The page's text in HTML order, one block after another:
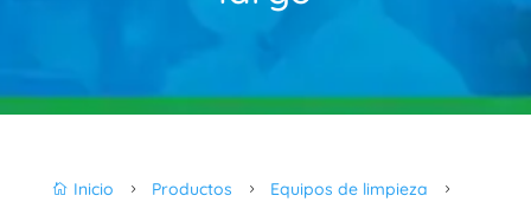
 Inicio 5 Productos 5 Equipos de limpieza 5